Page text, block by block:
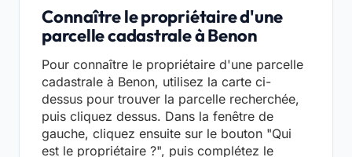
Connaître le propriétaire d'une
parcelle cadastrale à Benon
Pour connaître le propriétaire d'une parcelle
cadastrale à Benon, utilisez la carte ci-
dessus pour trouver la parcelle recherchée,
puis cliquez dessus. Dans la fenêtre de
gauche, cliquez ensuite sur le bouton "Qui
est le propriétaire ?", puis complétez le